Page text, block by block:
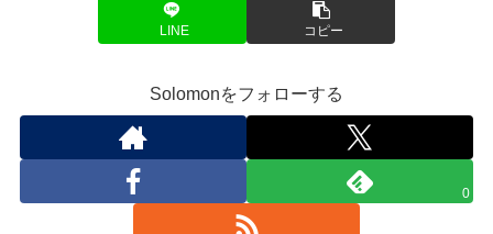
LINE コピー
Solomonをフォローする
0